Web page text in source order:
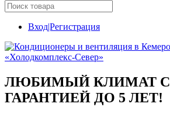
Вход|Регистрация
ЛЮБИМЫЙ КЛИМАТ С
ГАРАНТИЕЙ ДО 5 ЛЕТ!